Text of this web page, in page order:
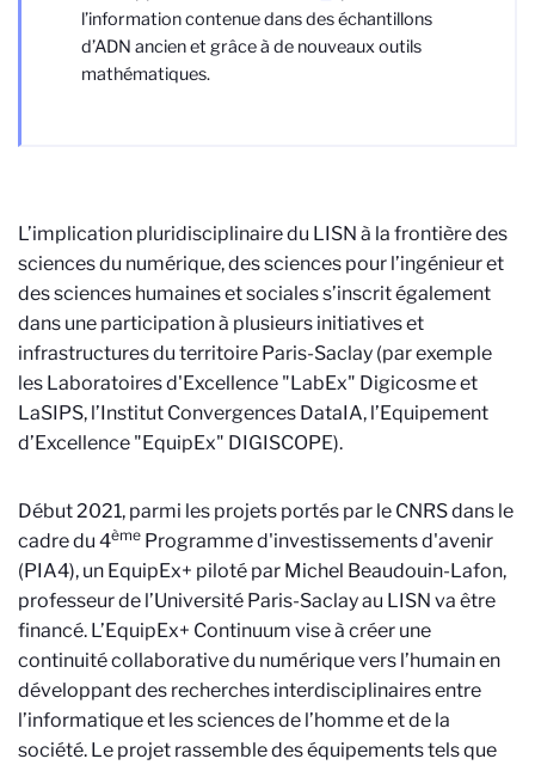
l’information contenue dans des échantillons
d’ADN ancien et grâce à de nouveaux outils
mathématiques.
L’implication pluridisciplinaire du LISN à la frontière des
sciences du numérique, des sciences pour l’ingénieur et
des sciences humaines et sociales s’inscrit également
dans une participation à plusieurs initiatives et
infrastructures du territoire Paris-Saclay (par exemple
les Laboratoires d'Excellence "LabEx" Digicosme et
LaSIPS, l’Institut Convergences DataIA, l’Equipement
d’Excellence "EquipEx" DIGISCOPE).
Début 2021, parmi les projets portés par le CNRS dans le
cadre du 4ème Programme d'investissements d'avenir
(PIA4), un EquipEx+ piloté par Michel Beaudouin-Lafon,
professeur de l’Université Paris-Saclay au LISN va être
financé. L’EquipEx+ Continuum vise à créer une
continuité collaborative du numérique vers l’humain en
développant des recherches interdisciplinaires entre
l’informatique et les sciences de l’homme et de la
société. Le projet rassemble des équipements tels que